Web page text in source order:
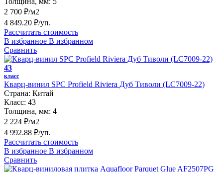
2 700 ₽/м2
4 849.20 ₽/уп.
Рассчитать стоимость
В избранное В избранном
Сравнить
43
класс
Кварц-винил SPC Profield Riviera Дуб Тиволи (LC7009-22)
Страна: Китай
Класс: 43
Толщина, мм: 4
2 224 ₽/м2
4 992.88 ₽/уп.
Рассчитать стоимость
В избранное В избранном
Сравнить